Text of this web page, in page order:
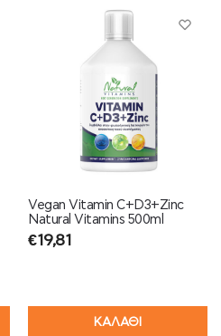
Vegan Vitamin C+D3+Zinc
Natural Vitamins 500ml
€19,81
ΚΑΛΑΘΙ